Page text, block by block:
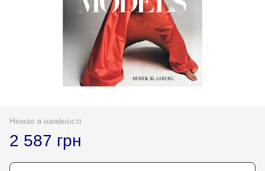
Немає в наявності
2 587 грн